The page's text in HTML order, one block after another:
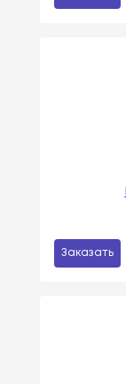
Заказать